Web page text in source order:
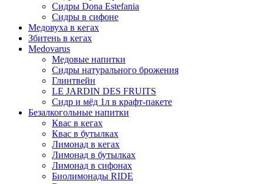
Сидры Dona Estefania
Сидры в сифоне
Медовуха в кегах
Збитень в кегах
Medovarus
Медовые напитки
Сидры натурального брожения
Глинтвейн
LE JARDIN DES FRUITS
Сидр и мёд 1л в крафт-пакете
Безалкогольные напитки
Квас в кегах
Квас в бутылках
Лимонад в кегах
Лимонад в бутылках
Лимонад в сифонах
Биолимонады RIDE